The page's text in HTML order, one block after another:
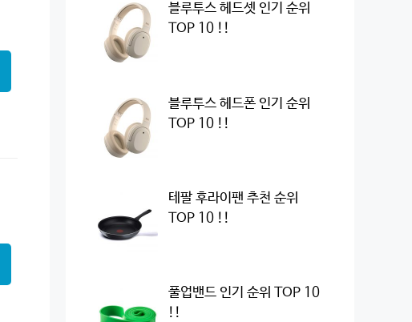
블루투스 헤드셋 인기 순위
TOP 10 !!
블루투스 헤드폰 인기 순위
TOP 10 !!
테팔 후라이팬 추천 순위
TOP 10 !!
풀업밴드 인기 순위 TOP 10
!!